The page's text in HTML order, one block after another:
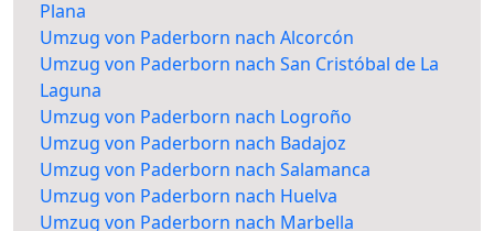
Plana
Umzug von Paderborn nach Alcorcón
Umzug von Paderborn nach San Cristóbal de La
Laguna
Umzug von Paderborn nach Logroño
Umzug von Paderborn nach Badajoz
Umzug von Paderborn nach Salamanca
Umzug von Paderborn nach Huelva
Umzug von Paderborn nach Marbella